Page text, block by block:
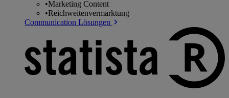
•Marketing Content
•Reichweitenvermarktung
Communication Lösungen